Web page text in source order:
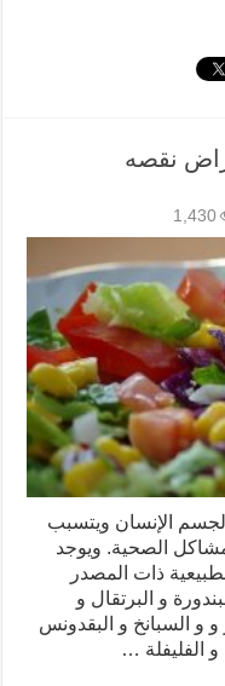
نقصه
1,430
لجسم الإنسان ويتسبب
الصحية. ويوجد
ذات المصدر
و البرتقال و
و السبانخ و البقدونس
و الفليفلة …